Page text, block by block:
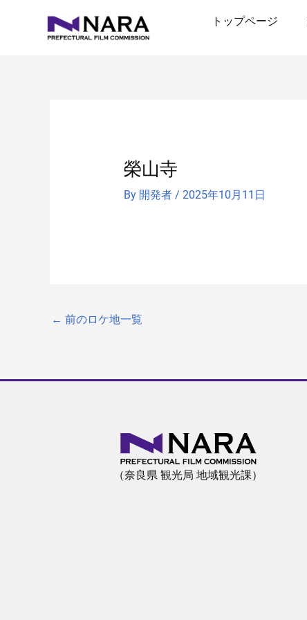
トップページ
榮山寺
By 開発者 / 2025年10月11日
← 前のロケ地一覧
（奈良県 観光局 地域観光課）